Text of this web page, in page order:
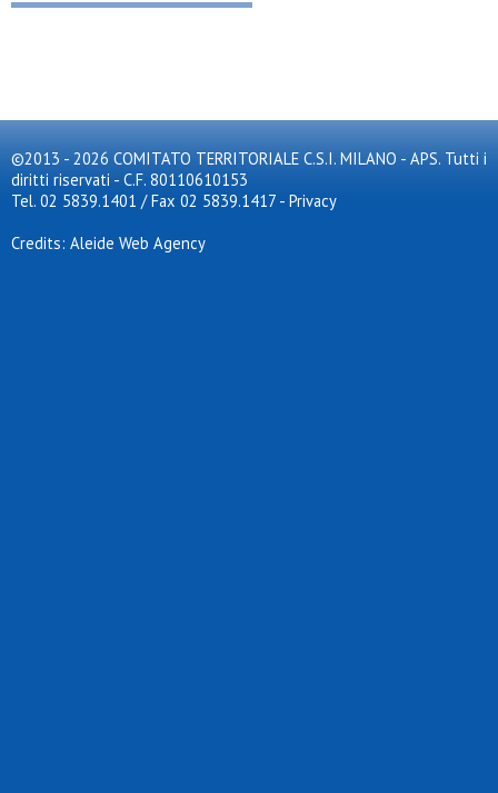
©2013 - 2026 COMITATO TERRITORIALE C.S.I. MILANO - APS. Tutti i
diritti riservati - C.F. 80110610153
Tel. 02 5839.1401 / Fax 02 5839.1417 - Privacy
Credits: Aleide Web Agency